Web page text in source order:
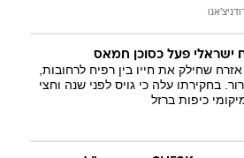
ישראלי פעל כסוכן חמאס
שחילק את חייו בין רפיח לרחובות,
בחקירתו עלה כי גויס לפני שנה וחצי
כיפות ברזל